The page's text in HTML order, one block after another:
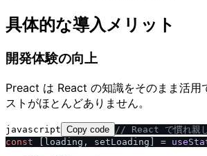
具体的な導入メリット
開発体験の向上
Preact は React の知識をそのまま活用
ストがほとんどありません。
javascript Copy code / / React で慣れ親
const [loading, setLoading] =